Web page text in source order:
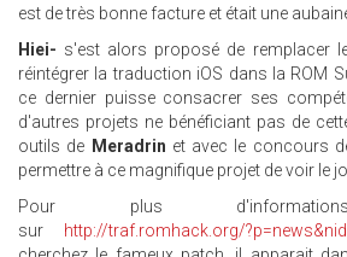
est de très bonne facture et était une
Hiei- s'est alors proposé de remplacer
réintégrer la traduction iOS dans la ROM
ce dernier puisse consacrer ses
d'autres projets ne bénéficiant pas de
outils de Meradrin et avec le concours
permettre à ce magnifique projet de voir le
Pour plus
sur http://traf.romhack.org/